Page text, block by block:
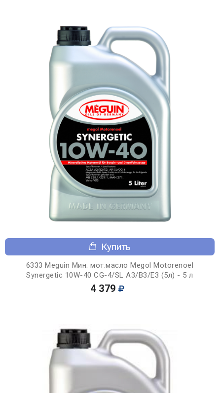
Купить
6333 Meguin Мин. мот.масло Megol Motorenoel
Synergetic 10W-40 CG-4/SL A3/B3/E3 (5л) - 5 л
4 379